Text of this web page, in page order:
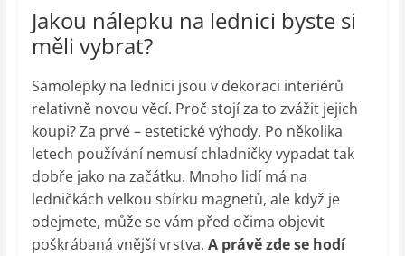
Jakou nálepku na lednici byste si
měli vybrat?
Samolepky na lednici jsou v dekoraci interiérů
relativně novou věcí. Proč stojí za to zvážit jejich
koupi? Za prvé – estetické výhody. Po několika
letech používání nemusí chladničky vypadat tak
dobře jako na začátku. Mnoho lidí má na
ledničkách velkou sbírku magnetů, ale když je
odejmete, může se vám před očima objevit
poškrábaná vnější vrstva. A právě zde se hodí